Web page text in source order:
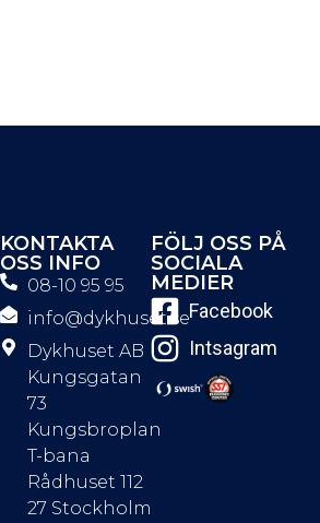
KONTAKTA
OSS INFO
08-10 95 95
info@dykhuset.se
Dykhuset AB
Kungsgatan
73
Kungsbroplan
T-bana
Rådhuset 112
27 Stockholm
FÖLJ OSS PÅ
SOCIALA
MEDIER
Facebook
Intsagram